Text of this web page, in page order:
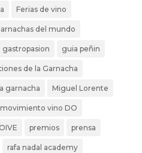
Ferias de vino
del mundo
gastropasion guia peñin
de la Garnacha
garnacha Miguel Lorente
movimiento vino DO
OIVE premios prensa
rafa nadal academy